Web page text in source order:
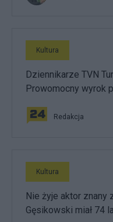
Kultura
Dziennikarze TVN
Prowomocny wyrok
Redakcja
Kultura
Nie żyje aktor znany
Gęsikowski miał 74